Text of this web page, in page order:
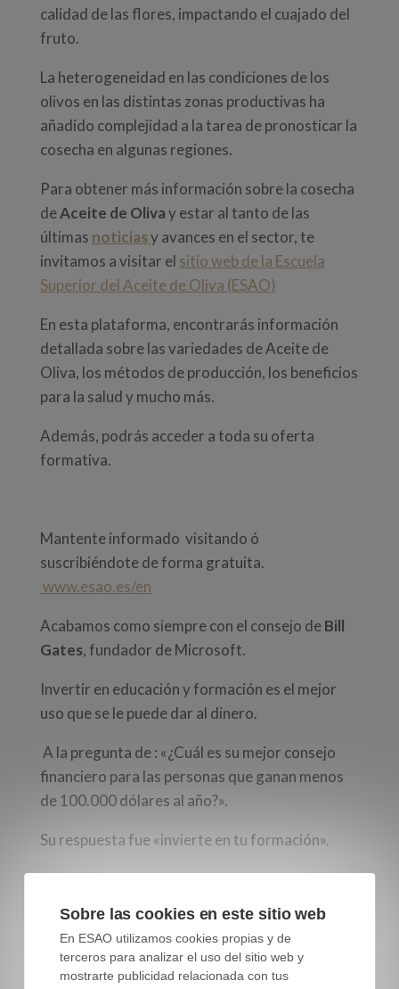
calidad de las flores, impactando el cuajado del
fruto.
La heterogeneidad en las condiciones de los
olivos en las distintas zonas productivas ha
añadido complejidad a la tarea de pronosticar la
cosecha en algunas regiones.
Para obtener más información sobre la cosecha
deAceite de Olivay estar al tanto de las
últimas noticiasy avances en el sector, te
invitamos a visitar el sitio web de la Escuela
Superior del Aceite de Oliva (ESAO)
En esta plataforma, encontrarás información
detallada sobre las variedades de Aceite de
Oliva, los métodos de producción, los beneficios
para la salud y mucho más.
Además, podrás acceder a toda su oferta
formativa.
Mantente informado visitando ó
suscribiéndote de forma gratuita.
www.esao.es/en
Acabamos como siempre con el consejo deBill
Gates, fundador de Microsoft.
Invertir en educación y formación es el mejor
uso que se le puede dar al dinero.
A la pregunta de : «¿Cuál es su mejor consejo
financiero para las personas que ganan menos
de 100.000 dólares al año?».
Su respuesta fue«invierte en tu formación».
Sobre las cookies en este sitio web
En ESAO utilizamos cookies propias y de
terceros para analizar el uso del sitio web y
mostrarte publicidad relacionada con tus